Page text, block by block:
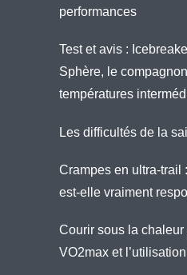
performances
Test et avis :
Sphère, le
températures
Les difficultés de la
Crampes en ultra-trail
est-elle vraiment
Courir sous la
VO2max et